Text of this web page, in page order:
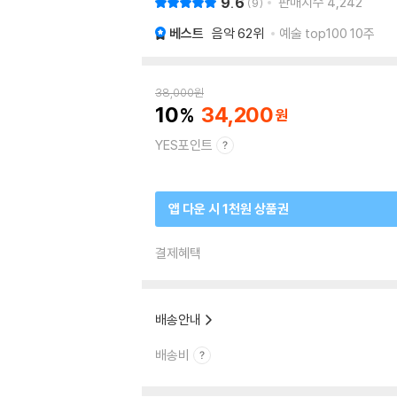
베스트 음악62위 예술 top100 10주
38,000원
10 34,200
YES포인트
앱 다운 시 1천원 상품권
결제혜택
배송안내
배송비